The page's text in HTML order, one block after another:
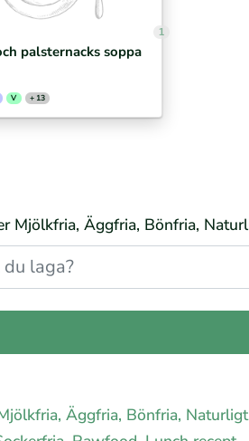
1
palsternacks soppa
V + 13
Mjölkfria, Äggfria, Bönfria,
Äggfria, Bönfria,